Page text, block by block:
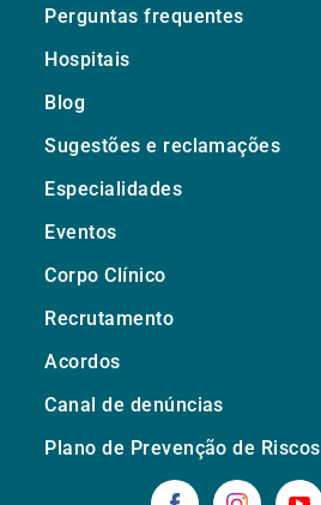
Perguntas frequentes
Hospitais
Blog
Sugestões e reclamações
Especialidades
Eventos
Corpo Clínico
Recrutamento
Acordos
Canal de denúncias
Plano de Prevenção de Riscos